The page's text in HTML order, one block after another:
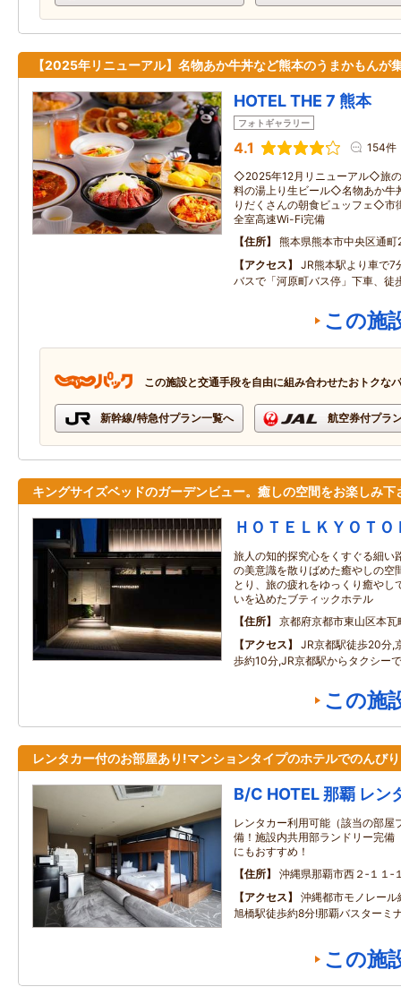
【2025年リニューアル】名物あか牛丼など熊本のうまかもんが
HOTEL THE 7 熊本
フォトギャラリー
4.1 154件
◇2025年12月リニューアル◇旅
料の湯上り生ビール◇名物あか牛
りだくさんの朝食ビュッフェ◇
全室高速Wi-Fi完備
住所
熊本県熊本市中央区通町
アクセス
JR熊本駅より車で7
バスで「河原町バス停」下車、徒
この施
この施設と交通手段を自由に組み合わせたおトクな
新幹線/特急付プラン一覧へ 航空券付プラ
キングサイズベッドのガーデンビュー。癒しの空間をお楽しみ下
ＨＯＴＥＬＫＹＯＴＯ
旅人の知的探究心をくすぐる細い
の美意識を散りばめた癒やしの空
とり、旅の疲れをゆっくり癒やし
いを込めたブティックホテル
住所
京都府京都市東山区本瓦
アクセス
JR京都駅徒歩20分,
歩約10分,JR京都駅からタクシー
この施
レンタカー付のお部屋あり!マンションタイプのホテルでのんびり
B/C HOTEL 那覇 レン
レンタカー利用可能（該当の部
備！施設内共用部ランドリー完備
にもおすすめ！
住所
沖縄県那覇市西２‐１１‐
アクセス
沖縄都市モノレー
旭橋駅徒歩約8分!那覇バスターミ
この施